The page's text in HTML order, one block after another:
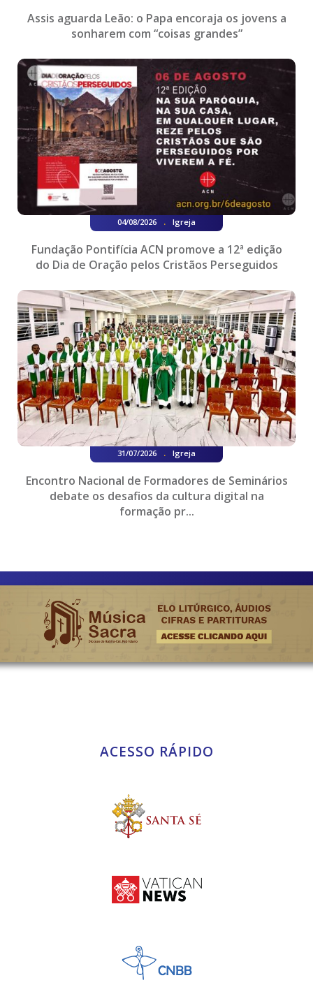
Assis aguarda Leão: o Papa encoraja os jovens a
sonharem com “coisas grandes”
04/08/2026 . Igreja
Fundação Pontifícia ACN promove a 12ª edição
do Dia de Oração pelos Cristãos Perseguidos
31/07/2026 . Igreja
Encontro Nacional de Formadores de Seminários
debate os desafios da cultura digital na
formação pr...
ACESSO RÁPIDO